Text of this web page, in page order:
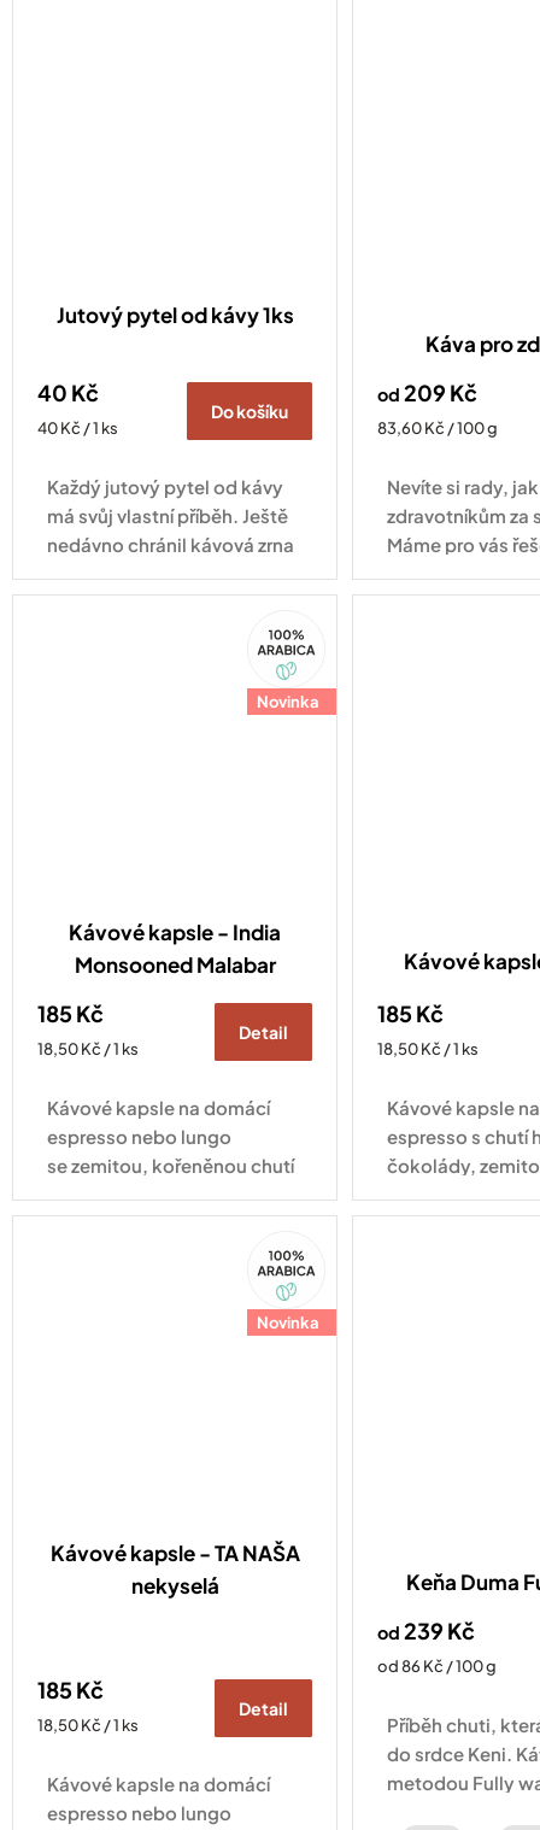
Jutový pytel od kávy 1ks
40 Kč
Měrná
40 Kč / 1 ks
Do košíku
Každý jutový pytel od kávy
má svůj vlastní příběh. Ještě
nedávno chránil kávová zrna
při jejich cestě z plantáže do
pražírny, dnes může najít
Káva pro
od 209 Kč
Měrná
83,60 Kč / 100 g
Nevíte si rady,
zdravotníkům za
Máme pro vás
Novinka
Arabica
Kávové kapsle - India
Monsooned Malabar
185 Kč
Měrná
18,50 Kč / 1 ks
Detail
Kávové kapsle na domácí
espresso nebo lungo
se zemitou, kořeněnou chutí
plnou hořké čokolády
a mandlí. Kompatibilní se
Kávové
185 Kč
Měrná
18,50 Kč / 1 ks
Kávové kapsle
espresso s chutí
čokolády,
jemným
Kompatibilní se
Novinka
Arabica
Kávové kapsle - TA NAŠA
nekyselá
185 Kč
Měrná
18,50 Kč / 1 ks
Detail
Kávové kapsle na domácí
espresso nebo lungo
Keňa Duma
od 239 Kč
Měrná
od 86 Kč / 100 g
Příběh chuti,
do srdce Keni.
metodou Fully